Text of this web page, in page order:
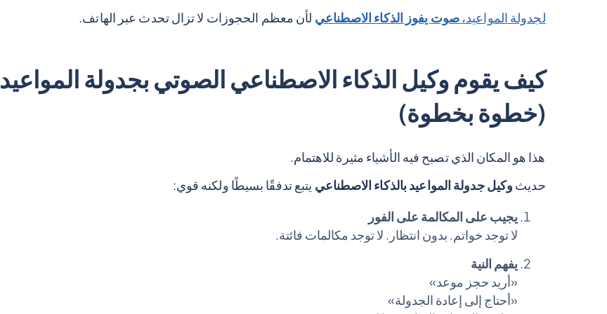
لجدولة المواعيد،صوت يفوز الذكاء الاصطناعي لأن معظم الحجوزات لا تزال تحدث عبر الهاتف.
كيف يقوم وكيل الذكاء الاصطناعي الصوتي بجدولة المواعيد
(خطوة بخطوة)
هذا هو المكان الذي تصبح فيه الأشياء مثيرة للاهتمام.
حديث وكيل جدولة المواعيد بالذكاء الاصطناعي يتبع تدفقًا بسيطًا ولكنه قوي:
يجيب على المكالمة على الفور
لا توجد خواتم. بدون انتظار. لا توجد مكالمات فائتة.
يفهم النية
«أريد حجز موعد»
«أحتاج إلى إعادة الجدولة»